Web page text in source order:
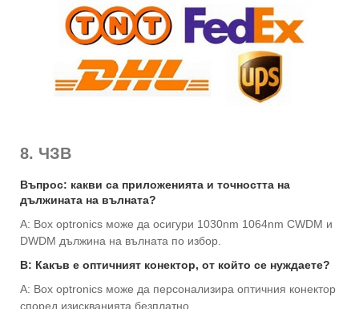
8. ЧЗВ
Въпрос: какви са приложенията и точността на
дължината на вълната?
A: Box optronics може да осигури 1030nm 1064nm CWDM и
DWDM дължина на вълната по избор.
В: Какъв е оптичният конектор, от който се нуждаете?
A: Box optronics може да персонализира оптичния конектор
според изискванията безплатно.